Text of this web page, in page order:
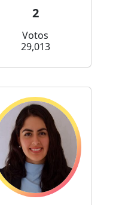
2
Votos
29,013